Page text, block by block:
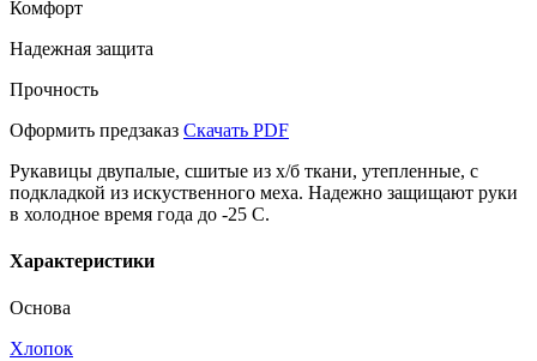
Комфорт
Надежная защита
Прочность
Оформить предзаказ Скачать PDF
Рукавицы двупалые, сшитые из х/б ткани, утепленные, с
подкладкой из искуственного меха. Надежно защищают руки
в холодное время года до -25 С.
Характеристики
Основа
Хлопок